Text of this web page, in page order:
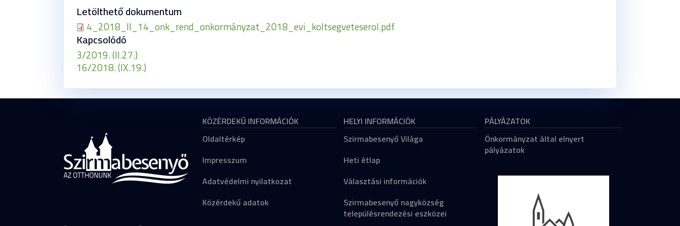
Letölthető dokumentum
4_2018_II_14_onk_rend_onkormányzat_2018_evi_koltsegveteserol.pdf
Kapcsolódó
3/2019. (II.27.)
16/2018. (IX.19.)
KÖZÉRDEKŰ INFORMÁCIÓK
Oldaltérkép
Impresszum
Adatvédelmi nyilatkozat
Közérdekű adatok
HELYI INFORMÁCIÓK
Szirmabesenyő Világa
Heti étlap
Választási információk
Szirmabesenyő nagyközség
településrendezési eszközei
PÁLYÁZATOK
Önkormányzat által elnyert
pályázatok